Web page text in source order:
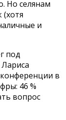
Но селянам
и
под
конференции в
46 %
вопрос